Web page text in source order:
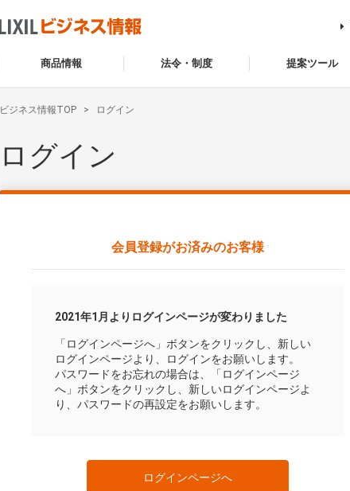
商品情報 法令・制度 提案ツール
ビジネス情報TOP ログイン
ログイン
会員登録がお済みのお客様
2021年1月よりログインページが変わりました
「ログインページへ」ボタンをクリックし、新しい
ログインページより、ログインをお願いします。
パスワードをお忘れの場合は、「ログインページ
へ」ボタンをクリックし、新しいログインページよ
り、パスワードの再設定をお願いします。
ログインページへ